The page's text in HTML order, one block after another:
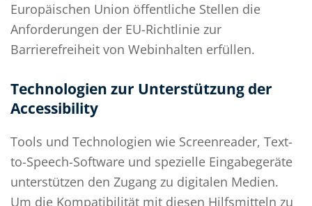
Europäischen Union öffentliche Stellen die
Anforderungen der EU-Richtlinie zur
Barrierefreiheit von Webinhalten erfüllen.
Technologien zur Unterstützung der
Accessibility
Tools und Technologien wie Screenreader, Text-
to-Speech-Software und spezielle Eingabegeräte
unterstützen den Zugang zu digitalen Medien.
Um die Kompatibilität mit diesen Hilfsmitteln zu